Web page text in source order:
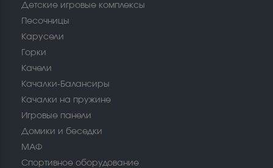
Детские игровые комплексы
Песочницы
Карусели
Горки
Качели
Качалки-Балансиры
Качалки на пружине
Игровые панели
Домики и беседки
МАФ
Спортивное оборудование